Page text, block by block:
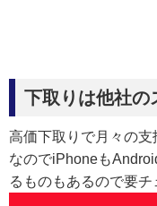
下取りは他社の
高価下取りで月々の
なのでiPhoneも
るものもあるので要チ